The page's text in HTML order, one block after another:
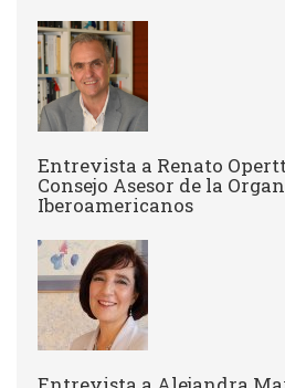
Entrevista a Renato
Consejo Asesor de la
Iberoamericanos